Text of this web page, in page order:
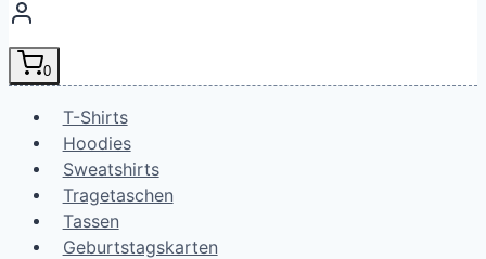
0
T-Shirts
Hoodies
Sweatshirts
Tragetaschen
Tassen
Geburtstagskarten